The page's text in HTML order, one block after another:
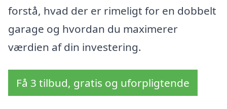
forstå, hvad der er rimeligt for en dobbelt
garage og hvordan du maximerer
værdien af din investering.
Få 3 tilbud, gratis og uforpligtende